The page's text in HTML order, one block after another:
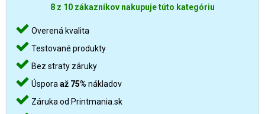
8 z 10 zákazníkov nakupuje túto kategóriu
Overená kvalita
Testované produkty
Bez straty záruky
Úspora až 75% nákladov
Záruka od Printmania.sk